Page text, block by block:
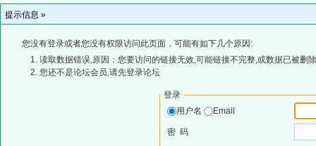
提示信息 »
您没有登录或者您没有权限访问此页面，可能有如下几个原因:
读取数据错误,原因：您要访问的链接无效,可能链接不完整,或数据已被删
您还不是论坛会员,请先登录论坛
登录
用户名
Email
密 码